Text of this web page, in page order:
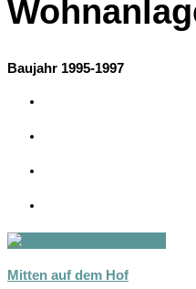
Baujahr 1995-1997
Mitten auf dem Hof